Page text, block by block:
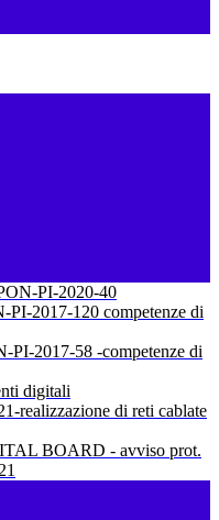
PI-2020-40
PI-2017-120 competenze di
PI-2017-58 -competenze di
digitali
realizzazione di reti cablate
BOARD - avviso prot.